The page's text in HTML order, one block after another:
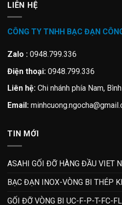
LIÊN HỆ
CÔNG TY TNHH BẠC ĐẠN
Zalo : 0948.799.336
Điện thoại: 0948.799.336
Liên hệ: Chi nhánh phía Nam,
Email:
TIN MỚI
ASAHI GỐI ĐỠ HÀNG ĐẦU VIET
BẠC ĐẠN INOX-VÒNG BI THÉP
GỐI ĐỠ VÒNG BI UC-F-P-T-FC-FL